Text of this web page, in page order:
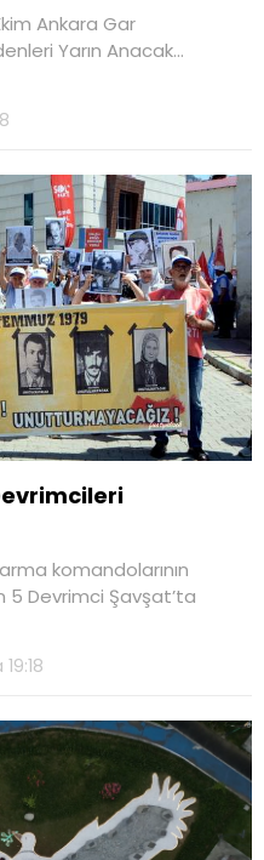
Ankara Gar
Yarın Anacak…
komandolarının
5 Devrimci Şavşat’ta